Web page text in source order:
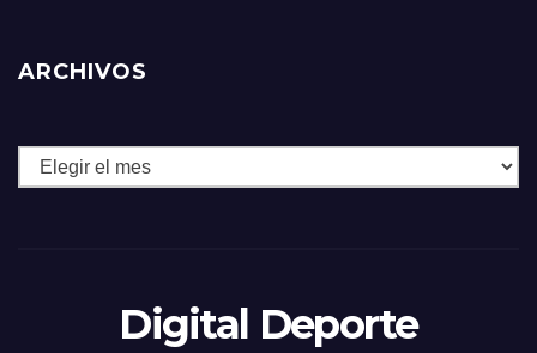
ARCHIVOS
Archivos
Digital Deporte